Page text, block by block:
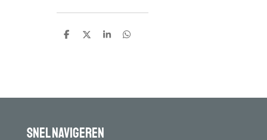
D
D
S
D
Snel navigeren